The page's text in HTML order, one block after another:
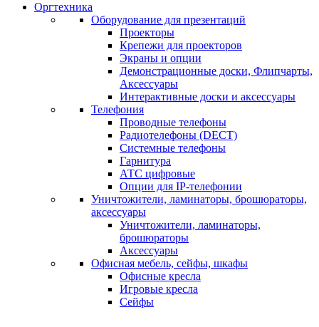
Оргтехника
Оборудование для презентаций
Проекторы
Крепежи для проекторов
Экраны и опции
Демонстрационные доски, Флипчарты,
Аксессуары
Интерактивные доски и аксессуары
Телефония
Проводные телефоны
Радиотелефоны (DECT)
Системные телефоны
Гарнитура
АТС цифровые
Опции для IP-телефонии
Уничтожители, ламинаторы, брошюраторы,
аксессуары
Уничтожители, ламинаторы,
брошюраторы
Аксессуары
Офисная мебель, сейфы, шкафы
Офисные кресла
Игровые кресла
Сейфы